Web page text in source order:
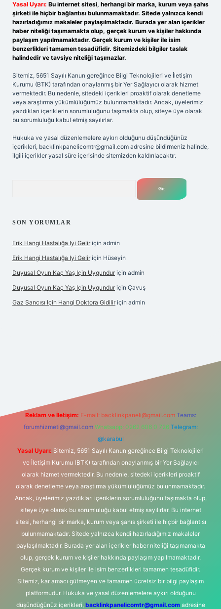
Yasal Uyarı: Bu internet sitesi, herhangi bir marka, kurum veya şahıs
şirketi ile hiçbir bağlantısı bulunmamaktadır. Sitede yalnızca kendi
hazırladığımız makaleler paylaşılmaktadır. Burada yer alan içerikler
haber niteliği taşımamakta olup, gerçek kurum ve kişiler hakkında
paylaşım yapılmamaktadır. Gerçek kurum ve kişiler ile isim
benzerlikleri tamamen tesadüfidir. Sitemizdeki bilgiler taslak
halindedir ve tavsiye niteliği taşımazlar.
Sitemiz, 5651 Sayılı Kanun gereğince Bilgi Teknolojileri ve İletişim
Kurumu (BTK) tarafından onaylanmış bir Yer Sağlayıcı olarak hizmet
vermektedir. Bu nedenle, sitedeki içerikleri proaktif olarak denetleme
veya araştırma yükümlülüğümüz bulunmamaktadır. Ancak, üyelerimiz
yazdıkları içeriklerin sorumluluğunu taşımakta olup, siteye üye olarak
bu sorumluluğu kabul etmiş sayılırlar.
Hukuka ve yasal düzenlemelere aykırı olduğunu düşündüğünüz
içerikleri, backlinkpanelicomtr@gmail.com adresine bildirmeniz halinde,
ilgili içerikler yasal süre içerisinde sitemizden kaldırılacaktır.
SON YORUMLAR
Erik Hangi Hastalığa Iyi Gelir için admin
Erik Hangi Hastalığa Iyi Gelir için Hüseyin
Duyusal Oyun Kaç Yaş Için Uygundur için admin
Duyusal Oyun Kaç Yaş Için Uygundur için Çavuş
Gaz Sancısı Için Hangi Doktora Gidilir için admin
Reklam ve İletişim: E-mail: backlinkpaneli@gmail.com Teams:
forumhizmeti@gmail.com Whatsapp: 0262 606 0 726 Telegram:
@karabul
Yasal Uyarı: Sitemiz, 5651 Sayılı Kanun gereğince Bilgi Teknolojileri
ve İletişim Kurumu (BTK) tarafından onaylanmış bir Yer Sağlayıcı
olarak hizmet vermektedir. Bu nedenle, sitedeki içerikleri proaktif
olarak denetleme veya araştırma yükümlülüğümüz bulunmamaktadır.
Ancak, üyelerimiz yazdıkları içeriklerin sorumluluğunu taşımakta olup,
siteye üye olarak bu sorumluluğu kabul etmiş sayılırlar. Bu internet
sitesi, herhangi bir marka, kurum veya şahıs şirketi ile hiçbir bağlantısı
bulunmamaktadır. Sitede yalnızca kendi hazırladığımız makaleler
paylaşılmaktadır. Burada yer alan içerikler haber niteliği taşımamakta
olup, gerçek kurum ve kişiler hakkında paylaşım yapılmamaktadır.
Gerçek kurum ve kişiler ile isim benzerlikleri tamamen tesadüfidir.
Sitemiz, kar amacı gütmeyen ve tamamen ücretsiz bir bilgi paylaşım
platformudur. Hukuka ve yasal düzenlemelere aykırı olduğunu
düşündüğünüz içerikleri, backlinkpanelicomtr@gmail.comadresine